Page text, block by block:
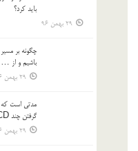
بايد کرد؟
29 بهمن 96
چگونه بر
باشيم و از …
29 بهمن 96
گرفتن چند CD …
29 بهمن 96